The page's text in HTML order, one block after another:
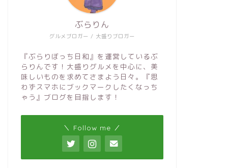
グルメブロガー / 大盛りブロガー
ぶらりん
『ぶらりぼっち日和』を運営しているぶ
らりんです！大盛りグルメを中心に、美
味しいものを求めてさまよう日々。『思
わずスマホにブックマークしたくなっち
ゃう』ブログを目指します！
＼ Follow me ／